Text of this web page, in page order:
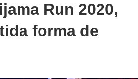
Run 2020,
forma de